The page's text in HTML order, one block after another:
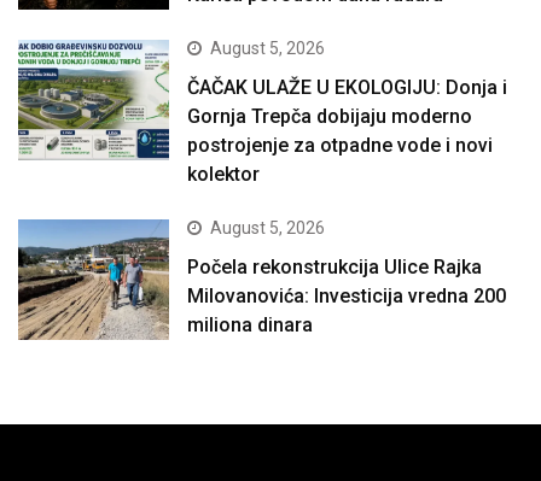
August 5, 2026
ČAČAK ULAŽE U EKOLOGIJU: Donja i
Gornja Trepča dobijaju moderno
postrojenje za otpadne vode i novi
kolektor
August 5, 2026
Počela rekonstrukcija Ulice Rajka
Milovanovića: Investicija vredna 200
miliona dinara